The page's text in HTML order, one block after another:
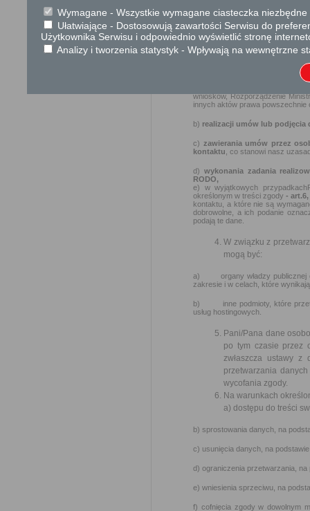
Ustawa z dnia 24 września
Rzeczypospolitej Polskiej,
aktach stanu cywilnego, Ustawa
wykonawcze, Ustawa z dnia 26
Ustawa z dnia 6 grudnia 2008 r.
2011 r. o systemie informacji
2001 r. o ochronie praw
Centralnej Ewidencji i Informacji
utrzymaniu czystości i porządku
wniosków, Rozporządzenie
innych aktów prawa
b) realizacji umów lub podjęcia
c) zawierania umów przez
kontaktu , co stanowi nasz
d) wykonania zadania
RODO,
e) w wyjątkowych
określonym w treści zgody -
kontaktu, a które nie są
dobrowolne, a ich podanie
podają te dane.
W związku z
mogą być:
a) organy władzy publicznej
zakresie i w celach, które
b) inne podmioty, które
usług hostingowych.
Pani/Pana dane
po tym czasie przez
zwłaszcza ustawy
przetwarzania
wycofania zgody.
Na warunkach
a) dostępu do treści
b) sprostowania danych, na
c) usunięcia danych, na
d) ograniczenia przetwarzania,
e) wniesienia sprzeciwu, na
f) cofnięcia zgody w dowolnym
Wymagane - Wszystkie wymagane ciasteczka
Ułatwiające - Dostosowują zawartości Serwisu do
Użytkownika Serwisu i odpowiednio wyświetlić stronę
Analizy i tworzenia statystyk - Wpływają na wewnętrzne